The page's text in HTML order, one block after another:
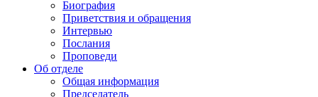
Биография
Приветствия и обращения
Интервью
Послания
Проповеди
Об отделе
Общая информация
Председатель